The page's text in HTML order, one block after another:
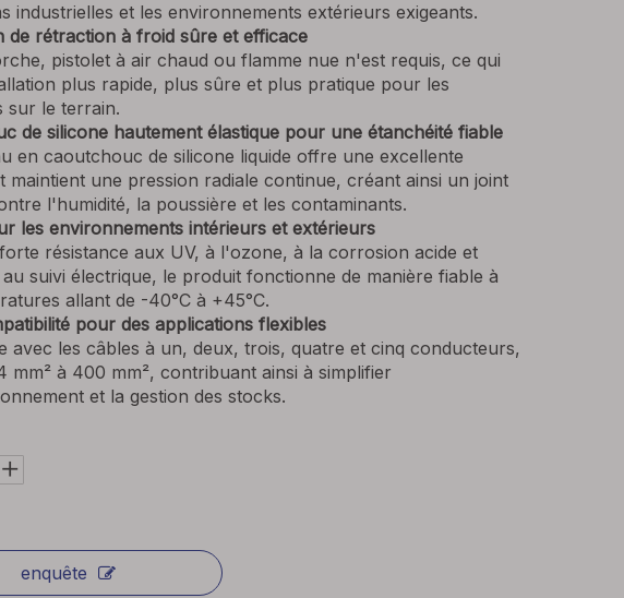
industrielles et les environnements extérieurs exigeants.
de rétraction à froid sûre et efficace
pistolet à air chaud ou flamme nue n'est requis, ce qui
plus rapide, plus sûre et plus pratique pour les
sur le terrain.
de silicone hautement élastique pour une étanchéité fiable
en caoutchouc de silicone liquide offre une excellente
maintient une pression radiale continue, créant ainsi un joint
l'humidité, la poussière et les contaminants.
les environnements intérieurs et extérieurs
résistance aux UV, à l'ozone, à la corrosion acide et
suivi électrique, le produit fonctionne de manière fiable à
allant de -40°C à +45°C.
pour des applications flexibles
avec les câbles à un, deux, trois, quatre et cinq conducteurs,
mm² à 400 mm², contribuant ainsi à simplifier
et la gestion des stocks.
enquête